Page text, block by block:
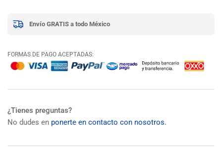
Envío GRATIS a todo México
FORMAS DE PAGO ACEPTADAS:
¿Tienes preguntas?
No dudes en ponerte en contacto con nosotros.